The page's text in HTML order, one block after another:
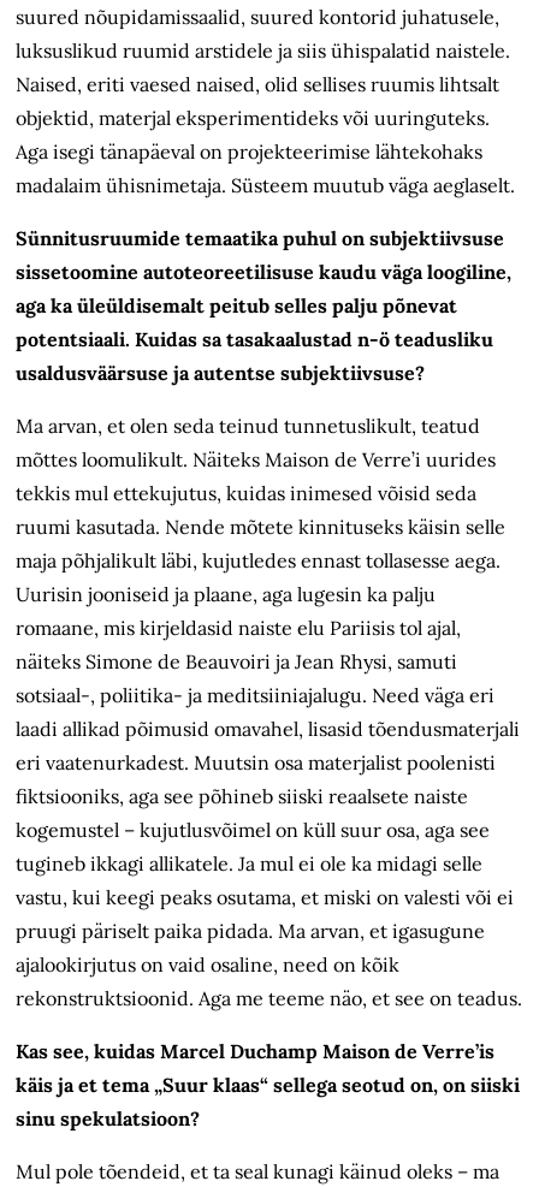
suured nõupidamissaalid, suured kontorid juhatusele,
luksuslikud ruumid arstidele ja siis ühispalatid naistele.
Naised, eriti vaesed naised, olid sellises ruumis lihtsalt
objektid, materjal eksperimentideks või uuringuteks.
Aga isegi tänapäeval on projekteerimise lähtekohaks
madalaim ühisnimetaja. Süsteem muutub väga aeglaselt.
Sünnitusruumide temaatika puhul on subjektiivsuse
sissetoomine autoteoreetilisuse kaudu väga loogiline,
aga ka üleüldisemalt peitub selles palju põnevat
potentsiaali. Kuidas sa tasakaalustad n-ö teadusliku
usaldusväärsuse ja autentse subjektiivsuse?
Ma arvan, et olen seda teinud tunnetuslikult, teatud
mõttes loomulikult. Näiteks Maison de Verre’i uurides
tekkis mul ettekujutus, kuidas inimesed võisid seda
ruumi kasutada. Nende mõtete kinnituseks käisin selle
maja põhjalikult läbi, kujutledes ennast tollasesse aega.
Uurisin jooniseid ja plaane, aga lugesin ka palju
romaane, mis kirjeldasid naiste elu Pariisis tol ajal,
näiteks Simone de Beauvoiri ja Jean Rhysi, samuti
sotsiaal-, poliitika- ja meditsiiniajalugu. Need väga eri
laadi allikad põimusid omavahel, lisasid tõendusmaterjali
eri vaatenurkadest. Muutsin osa materjalist poolenisti
fiktsiooniks, aga see põhineb siiski reaalsete naiste
kogemustel – kujutlusvõimel on küll suur osa, aga see
tugineb ikkagi allikatele. Ja mul ei ole ka midagi selle
vastu, kui keegi peaks osutama, et miski on valesti või ei
pruugi päriselt paika pidada. Ma arvan, et igasugune
ajalookirjutus on vaid osaline, need on kõik
rekonstruktsioonid. Aga me teeme näo, et see on teadus.
Kas see, kuidas Marcel Duchamp Maison de Verre’is
käis ja et tema „Suur klaas“ sellega seotud on, on siiski
sinu spekulatsioon?
Mul pole tõendeid, et ta seal kunagi käinud oleks – ma